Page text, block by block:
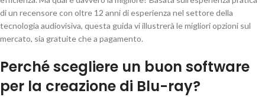
di un recensore con oltre 12 anni di esperienza nel settore della
tecnologia audiovisiva, questa guida vi illustrerà le migliori opzioni sul
mercato, sia gratuite che a pagamento.
Perché scegliere un buon software
per la creazione di Blu-ray?